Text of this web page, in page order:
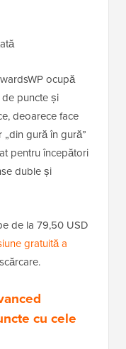
ocupă
puncte și
deoarece face
gură în gură”
pentru începători
duble și
de la 79,50 USD
gratuită a
cu cele